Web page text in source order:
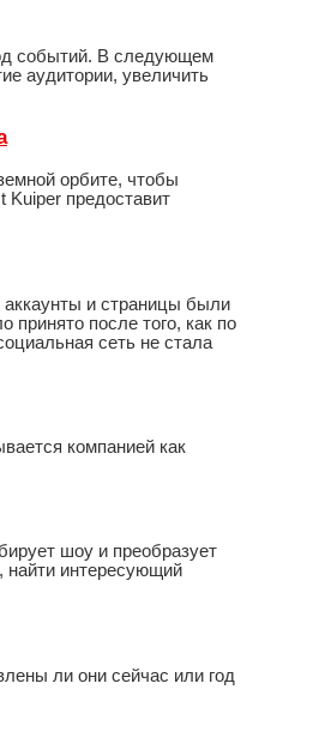
событий. В следующем
аудитории, увеличить
орбите, чтобы
Kuiper предоставит
аккаунты и страницы были
принято после того, как по
сеть не стала
компанией как
шоу и преобразует
найти интересующий
ли они сейчас или год